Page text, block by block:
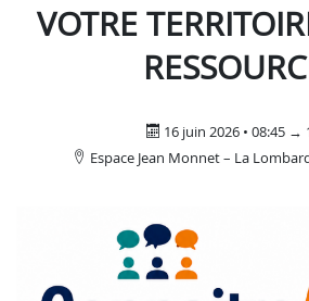
VOTRE
16 juin 2026 • 08:45 →
Espace Jean Monnet – La